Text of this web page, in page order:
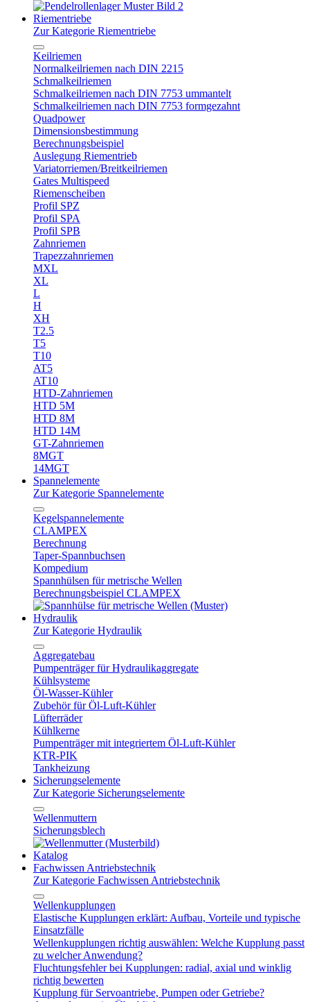
Riementriebe
Zur Kategorie Riementriebe
Keilriemen
Normalkeilriemen nach DIN 2215
Schmalkeilriemen
Schmalkeilriemen nach DIN 7753 ummantelt
Schmalkeilriemen nach DIN 7753 formgezahnt
Quadpower
Dimensionsbestimmung
Berechnungsbeispiel
Auslegung Riementrieb
Variatorriemen/Breitkeilriemen
Gates Multispeed
Riemenscheiben
Profil SPZ
Profil SPA
Profil SPB
Zahnriemen
Trapezzahnriemen
MXL
XL
L
H
XH
T2.5
T5
T10
AT5
AT10
HTD-Zahnriemen
HTD 5M
HTD 8M
HTD 14M
GT-Zahnriemen
8MGT
14MGT
Spannelemente
Zur Kategorie Spannelemente
Kegelspannelemente
CLAMPEX
Berechnung
Taper-Spannbuchsen
Kompedium
Spannhülsen für metrische Wellen
Berechnungsbeispiel CLAMPEX
Hydraulik
Zur Kategorie Hydraulik
Aggregatebau
Pumpenträger für Hydraulikaggregate
Kühlsysteme
Öl-Wasser-Kühler
Zubehör für Öl-Luft-Kühler
Lüfterräder
Kühlkerne
Pumpenträger mit integriertem Öl-Luft-Kühler
KTR-PIK
Tankheizung
Sicherungselemente
Zur Kategorie Sicherungselemente
Wellenmuttern
Sicherungsblech
Katalog
Fachwissen Antriebstechnik
Zur Kategorie Fachwissen Antriebstechnik
Wellenkupplungen
Elastische Kupplungen erklärt: Aufbau, Vorteile und typische
Einsatzfälle
Wellenkupplungen richtig auswählen: Welche Kupplung passt
zu welcher Anwendung?
Fluchtungsfehler bei Kupplungen: radial, axial und winklig
richtig bewerten
Kupplung für Servoantriebe, Pumpen oder Getriebe?